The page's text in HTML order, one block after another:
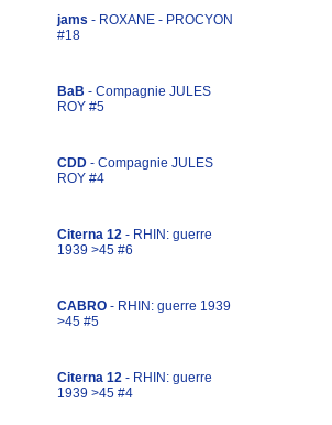
jams - ROXANE - PROCYON
#18
BaB - Compagnie JULES
ROY #5
CDD - Compagnie JULES
ROY #4
Citerna 12 - RHIN: guerre
1939 >45 #6
CABRO - RHIN: guerre 1939
>45 #5
Citerna 12 - RHIN: guerre
1939 >45 #4